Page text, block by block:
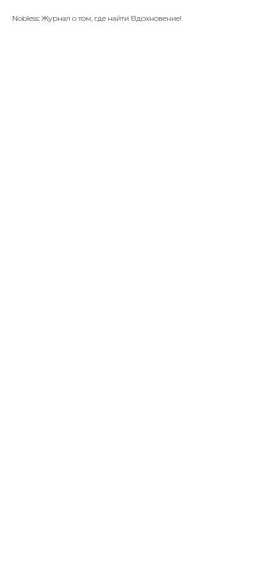
Nobless: Журнал о том, где найти Вдохновение!